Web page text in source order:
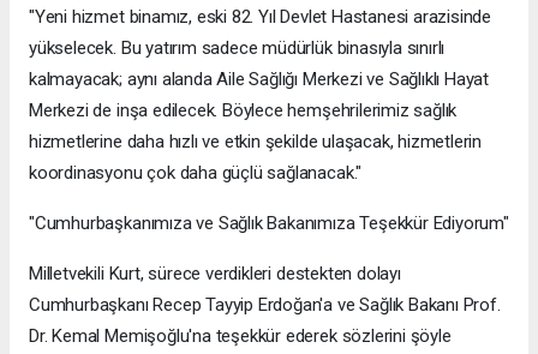
"Yeni hizmet binamız, eski 82. Yıl Devlet Hastanesi arazisinde
yükselecek. Bu yatırım sadece müdürlük binasıyla sınırlı
kalmayacak; aynı alanda Aile Sağlığı Merkezi ve Sağlıklı Hayat
Merkezi de inşa edilecek. Böylece hemşehrilerimiz sağlık
hizmetlerine daha hızlı ve etkin şekilde ulaşacak, hizmetlerin
koordinasyonu çok daha güçlü sağlanacak."
"Cumhurbaşkanımıza ve Sağlık Bakanımıza Teşekkür Ediyorum"
Milletvekili Kurt, sürece verdikleri destekten dolayı
Cumhurbaşkanı Recep Tayyip Erdoğan'a ve Sağlık Bakanı Prof.
Dr. Kemal Memişoğlu'na teşekkür ederek sözlerini şöyle